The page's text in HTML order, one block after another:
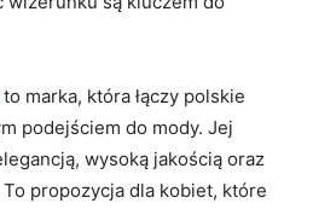
to marka, która łączy polskie
podejściem do mody. Jej
wysoką jakością oraz
propozycja dla kobiet, które